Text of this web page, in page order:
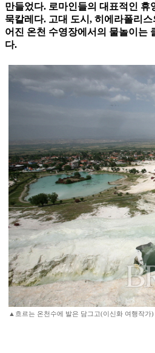
만들었다. 로마인들의 대표적인 휴
묵칼레다. 고대 도시, 히에라폴리
어진 온천 수영장에서의 물놀이는
다.
▲흐르는 온천수에 발은 담그고(이신화 여행작가)